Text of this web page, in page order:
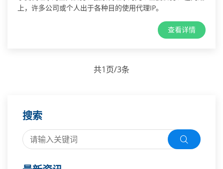
上，许多公司或个人出于各种目的使用代理IP。
查看详情
共1页/3条
搜索